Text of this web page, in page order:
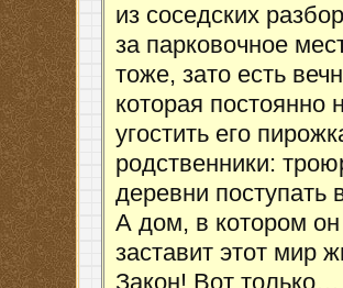
из соседских
за парковочное
тоже, зато есть
которая постоянно
угостить его
родственники:
деревни поступать
А дом, в котором он
заставит этот мир
Закон! Вот